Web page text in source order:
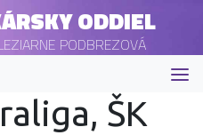
ODDIEL
PODBREZOVÁ
ŠK